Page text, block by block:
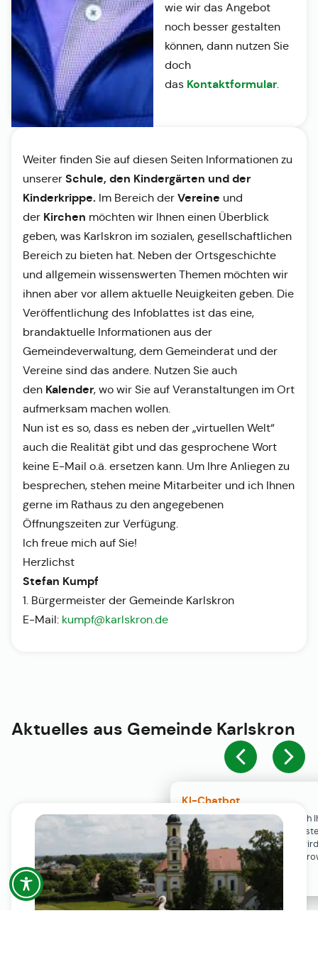
KI-Chatbot
Der KI-Chatbot steht erst nach
Einwilligung in den Cookie-
Verfügung. Der Chat-Verlauf
ausschließlich lokal in Ihrem
gespeichert.
wie wir das Angebot
noch besser gestalten
können, dann nutzen Sie
doch
das Kontaktformular.
Weiter finden Sie auf diesen Seiten Informationen zu
unserer Schule, den Kindergärten und der
Kinderkrippe. Im Bereich der Vereine und
der Kirchen möchten wir Ihnen einen Überblick
geben, was Karlskron im sozialen, gesellschaftlichen
Bereich zu bieten hat. Neben der Ortsgeschichte
und allgemein wissenswerten Themen möchten wir
ihnen aber vor allem aktuelle Neuigkeiten geben. Die
Veröffentlichung des Infoblattes ist das eine,
brandaktuelle Informationen aus der
Gemeindeverwaltung, dem Gemeinderat und der
Vereine sind das andere. Nutzen Sie auch
den Kalender, wo wir Sie auf Veranstaltungen im Ort
aufmerksam machen wollen.
Nun ist es so, dass es neben der „virtuellen Welt“
auch die Realität gibt und das gesprochene Wort
keine E-Mail o.ä. ersetzen kann. Um Ihre Anliegen zu
besprechen, stehen meine Mitarbeiter und ich Ihnen
gerne im Rathaus zu den angegebenen
Öffnungszeiten zur Verfügung.
Ich freue mich auf Sie!
Herzlichst
Stefan Kumpf
1. Bürgermeister der Gemeinde Karlskron
E-Mail: kumpf@karlskron.de
Aktuelles aus Gemeinde Karlskron